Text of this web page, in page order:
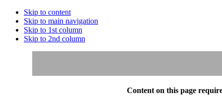
Skip to content
Skip to main navigation
Skip to 1st column
Skip to 2nd column
Content on this page